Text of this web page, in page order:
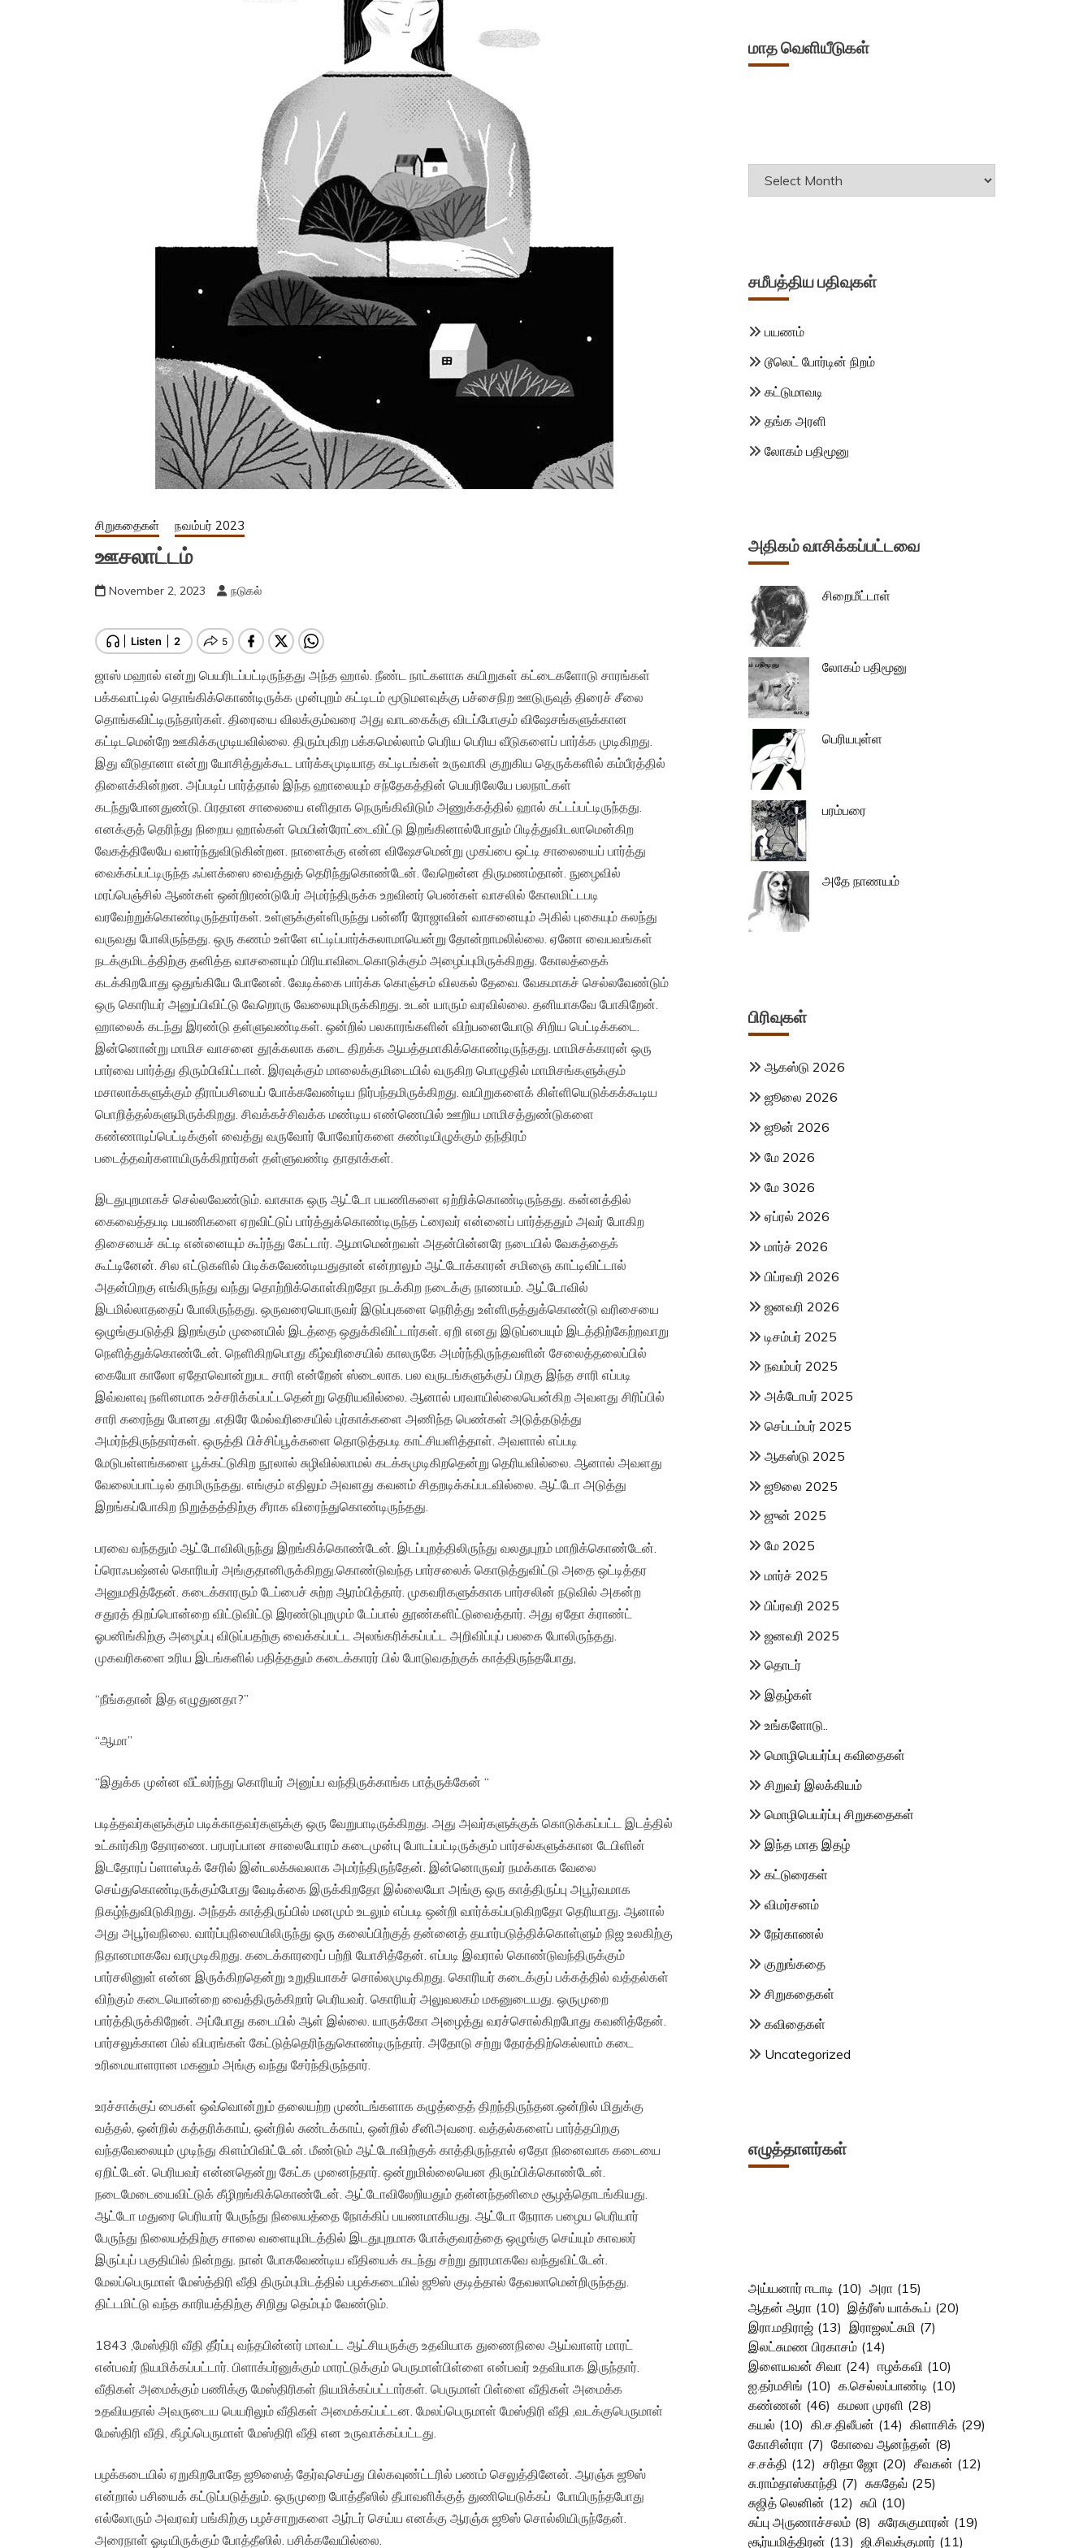
சிறுகதைகள் நவம்பர் 2023
ஊசலாட்டம்
November 2, 2023 நடுகல்
ஜாஸ் மஹால் என்று பெயரிடப்பட்டிருந்தது அந்த ஹால். நீண்ட நாட்களாக கயிறுகள் கட்டைகளோடு சாரங்கள்
பக்கவாட்டில் தொங்கிக்கொண்டிருக்க முன்புறம் கட்டிடம் மூடுமளவுக்கு பச்சைநிற ஊடுருவுத் திரைச் சீலை
தொங்கவிட்டிருந்தார்கள். திரையை விலக்கும்வரை அது வாடகைக்கு விடப்போகும் விஷேசங்களுக்கான
கட்டிடமென்றே ஊகிக்கமுடியவில்லை. திரும்புகிற பக்கமெல்லாம் பெரிய பெரிய வீடுகளைப் பார்க்க முடிகிறது.
இது வீடுதானா என்று யோசித்துக்கூட பார்க்கமுடியாத கட்டிடங்கள் உருவாகி குறுகிய தெருக்களில் கம்பீரத்தில்
திளைக்கின்றன. அப்படிப் பார்த்தால் இந்த ஹாலையும் சந்தேகத்தின் பெயரிலேயே பலநாட்கள்
கடந்துபோனதுண்டு. பிரதான சாலையை எளிதாக நெருங்கிவிடும் அணுக்கத்தில் ஹால் கட்டப்பட்டிருந்தது.
எனக்குத் தெரிந்து நிறைய ஹால்கள் மெயின்ரோட்டைவிட்டு இறங்கினால்போதும் பிடித்துவிடலாமென்கிற
வேகத்திலேயே வளர்ந்துவிடுகின்றன. நாளைக்கு என்ன விஷேசமென்று முகப்பை ஒட்டி சாலையைப் பார்த்து
வைக்கப்பட்டிருந்த ஃப்ளக்ஸை வைத்துத் தெரிந்துகொண்டேன். வேறென்ன திருமணம்தான். நுழைவில்
மரப்பெஞ்சில் ஆண்கள் ஒன்றிரண்டுபேர் அமர்ந்திருக்க உறவினர் பெண்கள் வாசலில் கோலமிட்டபடி
வரவேற்றுக்கொண்டிருந்தார்கள். உள்ளுக்குள்ளிருந்து பன்னீர் ரோஜாவின் வாசனையும் அகில் புகையும் கலந்து
வருவது போலிருந்தது. ஒரு கணம் உள்ளே எட்டிப்பார்க்கலாமாயென்று தோன்றாமலில்லை. ஏனோ வைபவங்கள்
நடக்குமிடத்திற்கு தனித்த வாசனையும் பிரியாவிடைகொடுக்கும் அழைப்புமிருக்கிறது. கோலத்தைக்
கடக்கிறபோது ஒதுங்கியே போனேன். வேடிக்கை பார்க்க கொஞ்சம் விலகல் தேவை. வேகமாகச் செல்லவேண்டும்
ஒரு கொரியர் அனுப்பிவிட்டு வேறொரு வேலையுமிருக்கிறது. உடன் யாரும் வரவில்லை. தனியாகவே போகிறேன்.
ஹாலைக் கடந்து இரண்டு தள்ளுவண்டிகள். ஒன்றில் பலகாரங்களின் விற்பனையோடு சிறிய பெட்டிக்கடை.
இன்னொன்று மாமிச வாசனை தூக்கலாக கடை திறக்க ஆயத்தமாகிக்கொண்டிருந்தது. மாமிசக்காரன் ஒரு
பார்வை பார்த்து திரும்பிவிட்டான். இரவுக்கும் மாலைக்குமிடையில் வருகிற பொழுதில் மாமிசங்களுக்கும்
மசாலாக்களுக்கும் தீராப்பசியைப் போக்கவேண்டிய நிர்பந்தமிருக்கிறது. வயிறுகளைக் கிள்ளியெடுக்கக்கூடிய
பொறித்தல்களுமிருக்கிறது. சிவக்கச்சிவக்க மண்டிய எண்ணெயில் ஊறிய மாமிசத்துண்டுகளை
கண்ணாடிப்பெட்டிக்குள் வைத்து வருவோர் போவோர்களை சுண்டியிழுக்கும் தந்திரம்
படைத்தவர்களாயிருக்கிறார்கள் தள்ளுவண்டி தாதாக்கள்.
இடதுபுறமாகச் செல்லவேண்டும். வாகாக ஒரு ஆட்டோ பயணிகளை ஏற்றிக்கொண்டிருந்தது. கன்னத்தில்
கைவைத்தபடி பயணிகளை ஏறவிட்டுப் பார்த்துக்கொண்டிருந்த ட்ரைவர் என்னைப் பார்த்ததும் அவர் போகிற
திசையைச் சுட்டி என்னையும் கூர்ந்து கேட்டார். ஆமாமென்றவள் அதன்பின்னரே நடையில் வேகத்தைக்
கூட்டினேன். சில எட்டுகளில் பிடிக்கவேண்டியதுதான் என்றாலும் ஆட்டோக்காரன் சமிஞை காட்டிவிட்டால்
அதன்பிறகு எங்கிருந்து வந்து தொற்றிக்கொள்கிறதோ நடக்கிற நடைக்கு நாணயம். ஆட்டோவில்
இடமில்லாததைப் போலிருந்தது. ஒருவரையொருவர் இடுப்புகளை நெரித்து உள்ளிருத்துக்கொண்டு வரிசையை
ஒழுங்குபடுத்தி இறங்கும் முனையில் இடத்தை ஒதுக்கிவிட்டார்கள். ஏறி எனது இடுப்பையும் இடத்திற்கேற்றவாறு
நெளித்துக்கொண்டேன். நெளிகிறபொது கீழ்வரிசையில் காலருகே அமர்ந்திருந்தவளின் சேலைத்தலைப்பில்
கையோ காலோ ஏதோவொன்றுபட சாரி என்றேன் ஸ்டைலாக. பல வருடங்களுக்குப் பிறகு இந்த சாரி எப்படி
இவ்வளவு நளினமாக உச்சரிக்கப்பட்டதென்று தெரியவில்லை. ஆனால் பரவாயில்லையென்கிற அவளது சிரிப்பில்
சாரி கரைந்து போனது .எதிரே மேல்வரிசையில் புர்காக்களை அணிந்த பெண்கள் அடுத்தடுத்து
அமர்ந்திருந்தார்கள். ஒருத்தி பிச்சிப்பூக்களை தொடுத்தபடி காட்சியளித்தாள். அவளால் எப்படி
மேடுபள்ளங்களை பூக்கட்டுகிற நூலால் சுழிவில்லாமல் கடக்கமுடிகிறதென்று தெரியவில்லை. ஆனால் அவளது
வேலைப்பாட்டில் தரமிருந்தது. எங்கும் எதிலும் அவளது கவனம் சிதறடிக்கப்படவில்லை. ஆட்டோ அடுத்து
இறங்கப்போகிற நிறுத்தத்திற்கு சீராக விரைந்துகொண்டிருந்தது.
பரவை வந்ததும் ஆட்டோவிலிருந்து இறங்கிக்கொண்டேன். இடப்புறத்திலிருந்து வலதுபுறம் மாறிக்கொண்டேன்.
ப்ரொஃபஷ்னல் கொரியர் அங்குதானிருக்கிறது.கொண்டுவந்த பார்சலைக் கொடுத்துவிட்டு அதை ஒட்டித்தர
அனுமதித்தேன். கடைக்காரரும் டேப்பைச் சுற்ற ஆரம்பித்தார். முகவரிகளுக்காக பார்சலின் நடுவில் அகன்ற
சதுரத் திறப்பொன்றை விட்டுவிட்டு இரண்டுபுறமும் டேப்பால் தூண்களிட்டுவைத்தார். அது ஏதோ க்ராண்ட்
ஓபனிங்கிற்கு அழைப்பு விடுப்பதற்கு வைக்கப்பட்ட அலங்கரிக்கப்பட்ட அறிவிப்புப் பலகை போலிருந்தது.
முகவரிகளை உரிய இடங்களில் பதித்ததும் கடைக்காரர் பில் போடுவதற்குக் காத்திருந்தபோது,
“நீங்கதான் இத எழுதுனதா?”
“ஆமா”
“இதுக்க முன்ன வீட்லர்ந்து கொரியர் அனுப்ப வந்திருக்காங்க பாத்ருக்கேன் “
படித்தவர்களுக்கும் படிக்காதவர்களுக்கு ஒரு வேறுபாடிருக்கிறது. அது அவர்களுக்குக் கொடுக்கப்பட்ட இடத்தில்
உட்கார்கிற தோரணை. பரபரப்பான சாலையோரம் கடைமுன்பு போடப்பட்டிருக்கும் பார்சல்களுக்கான டேபிளின்
இடதோரப் ப்ளாஸ்டிக் சேரில் இன்டலக்சுவலாக அமர்ந்திருந்தேன். இன்னொருவர் நமக்காக வேலை
செய்துகொண்டிருக்கும்போது வேடிக்கை இருக்கிறதோ இல்லையோ அங்கு ஒரு காத்திருப்பு அபூர்வமாக
நிகழ்ந்துவிடுகிறது. அந்தக் காத்திருப்பில் மனமும் உடலும் எப்படி ஒன்றி வார்க்கப்படுகிறதோ தெரியாது. ஆனால்
அது அபூர்வநிலை. வார்ப்புநிலையிலிருந்து ஒரு கலைப்பிற்குத் தன்னைத் தயார்படுத்திக்கொள்ளும் நிஜ உலகிற்கு
நிதானமாகவே வரமுடிகிறது. கடைக்காரரைப் பற்றி யோசித்தேன். எப்படி இவரால் கொண்டுவந்திருக்கும்
பார்சலினுள் என்ன இருக்கிறதென்று உறுதியாகச் சொல்லமுடிகிறது. கொரியர் கடைக்குப் பக்கத்தில் வத்தல்கள்
விற்கும் கடையொன்றை வைத்திருக்கிறார் பெரியவர். கொரியர் அலுவலகம் மகனுடையது. ஒருமுறை
பார்த்திருக்கிறேன். அப்போது கடையில் ஆள் இல்லை. யாருக்கோ அழைத்து வரச்சொல்கிறபோது கவனித்தேன்.
பார்சலுக்கான பில் விபரங்கள் கேட்டுத்தெரிந்துகொண்டிருந்தார். அதோடு சற்று தேரத்திற்கெல்லாம் கடை
உரிமையாளரான மகனும் அங்கு வந்து சேர்ந்திருந்தார்.
உரச்சாக்குப் பைகள் ஒவ்வொன்றும் தலையற்ற முண்டங்களாக கழுத்தைத் திறந்திருந்தன.ஒன்றில் மிதுக்கு
வத்தல், ஒன்றில் கத்தரிக்காய், ஒன்றில் சுண்டக்காய், ஒன்றில் சீனிஅவரை. வத்தல்களைப் பார்த்தபிறகு
வந்தவேலையும் முடிந்து கிளம்பிவிட்டேன். மீண்டும் ஆட்டோவிற்குக் காத்திருந்தால் ஏதோ நினைவாக கடையை
ஏறிட்டேன். பெரியவர் என்னதென்று கேட்க முனைந்தார். ஒன்றுமில்லையென திரும்பிக்கொண்டேன்.
நடைமேடையைவிட்டுக் கீழிறங்கிக்கொண்டேன். ஆட்டோவிலேறியதும் தன்னந்தனிமை சூழத்தொடங்கியது.
ஆட்டோ மதுரை பெரியார் பேருந்து நிலையத்தை நோக்கிப் பயணமாகியது. ஆட்டோ நேராக பழைய பெரியார்
பேருந்து நிலையத்திற்கு சாலை வளையுமிடத்தில் இடதுபுறமாக போக்குவரத்தை ஒழுங்கு செய்யும் காவலர்
இருப்புப் பகுதியில் நின்றது. நான் போகவேண்டிய வீதியைக் கடந்து சற்று தூரமாகவே வந்துவிட்டேன்.
மேலப்பெருமாள் மேஸ்த்திரி வீதி திரும்புமிடத்தில் பழக்கடையில் ஜூஸ் குடித்தால் தேவலாமென்றிருந்தது.
திட்டமிட்டு வந்த காரியத்திற்கு சிறிது தெம்பும் வேண்டும்.
1843 ,மேஸ்திரி வீதி தீர்ப்பு வந்தபின்னர் மாவட்ட ஆட்சியருக்கு உதவியாக துணைநிலை ஆய்வாளர் மாரட்
என்பவர் நியமிக்கப்பட்டார். பிளாக்பர்னுக்கும் மாரட்டுக்கும் பெருமாள்பிள்ளை என்பவர் உதவியாக இருந்தார்.
வீதிகள் அமைக்கும் பணிக்கு மேஸ்திரிகள் நியமிக்கப்பட்டார்கள். பெருமாள் பிள்ளை வீதிகள் அமைக்க
உதவியதால் அவருடைய பெயரிலும் வீதிகள் அமைக்கப்பட்டன. மேலப்பெருமாள் மேஸ்திரி வீதி ,வடக்குபெருமாள்
மேஸ்திரி வீதி, கீழப்பெருமாள் மேஸ்திரி வீதி என உருவாக்கப்பட்டது.
பழக்கடையில் ஏறுகிறபோதே ஜூஸைத் தேர்வுசெய்து பில்கவுண்ட்டரில் பணம் செலுத்தினேன். ஆரஞ்சு ஜூஸ்
என்றால் பசியைக் கட்டுப்படுத்தும். ஒருமுறை போத்தீஸில் தீபாவளிக்குத் துணியெடுக்கப் போயிருந்தபோது
எல்லோரும் அவரவர் பங்கிற்கு பழச்சாறுகளை ஆர்டர் செய்ய எனக்கு ஆரஞ்சு ஜூஸ் சொல்லியிருந்தேன்.
அரைநாள் ஓடியிருக்கும் போத்தீஸில். பசிக்கவேயில்லை.
மாத வெளியீடுகள்
Archives
சமீபத்திய பதிவுகள்
பயணம்
டூலெட் போர்டின் நிறம்
கட்டுமாவடி
தங்க அரளி
லோகம் பதிமூனு
அதிகம் வாசிக்கப்பட்டவை
சிறைமீட்டாள்
லோகம் பதிமூனு
பெரியபுள்ள
பரம்பரை
அதே நாணயம்
பிரிவுகள்
ஆகஸ்டு 2026
ஜூலை 2026
ஜூன் 2026
மே 2026
மே 3026
ஏப்ரல் 2026
மார்ச் 2026
பிப்ரவரி 2026
ஜனவரி 2026
டிசம்பர் 2025
நவம்பர் 2025
அக்டோபர் 2025
செப்டம்பர் 2025
ஆகஸ்டு 2025
ஜூலை 2025
ஜுன் 2025
மே 2025
மார்ச் 2025
பிப்ரவரி 2025
ஜனவரி 2025
தொடர்
இதழ்கள்
உங்களோடு..
மொழிபெயர்ப்பு கவிதைகள்
சிறுவர் இலக்கியம்
மொழிபெயர்ப்பு சிறுகதைகள்
இந்த மாத இதழ்
கட்டுரைகள்
விமர்சனம்
நேர்காணல்
குறுங்கதை
சிறுகதைகள்
கவிதைகள்
Uncategorized
எழுத்தாளர்கள்
அய்யனார் ஈடாடி (10) அரா (15)
ஆதன் ஆரா (10) இத்ரீஸ் யாக்கூப் (20)
இரா.மதிராஜ் (13) இராஜலட்சுமி (7)
இலட்சுமண பிரகாசம் (14)
இளையவன் சிவா (24) ஈழக்கவி (10)
ஐ.தர்மசிங் (10) க.செல்லப்பாண்டி (10)
கண்ணன் (46) கமலா முரளி (28)
கயல் (10) கி.ச.திலீபன் (14) கிளாசிக் (29)
கோசின்ரா (7) கோவை ஆனந்தன் (8)
ச.சக்தி (12) சரிதா ஜோ (20) சீவகன் (12)
சு.ராம்தாஸ்காந்தி (7) சுகதேவ் (25)
சுஜித் லெனின் (12) சுபி (10)
சுப்பு அருணாச்சலம் (8) சுரேசுகுமாரன் (19)
சூர்யமித்திரன் (13) ஜி.சிவக்குமார் (11)